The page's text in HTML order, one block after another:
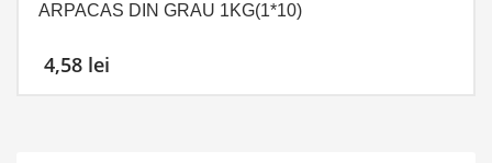
ARPACAS DIN GRAU 1KG(1*10)
4,58 lei